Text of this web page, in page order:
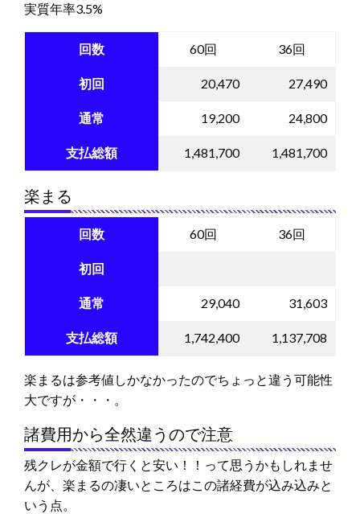
実質年率3.5%
回数 60回 36回
初回 20,470 27,490
通常 19,200 24,800
支払総額 1,481,700 1,481,700
楽まる
回数 60回 36回
初回
通常 29,040 31,603
支払総額 1,742,400 1,137,708
楽まるは参考値しかなかったのでちょっと違う可能性
大ですが・・・。
諸費用から全然違うので注意
残クレが金額で行くと安い！！って思うかもしれませ
んが、楽まるの凄いところはこの諸経費が込み込みと
いう点。